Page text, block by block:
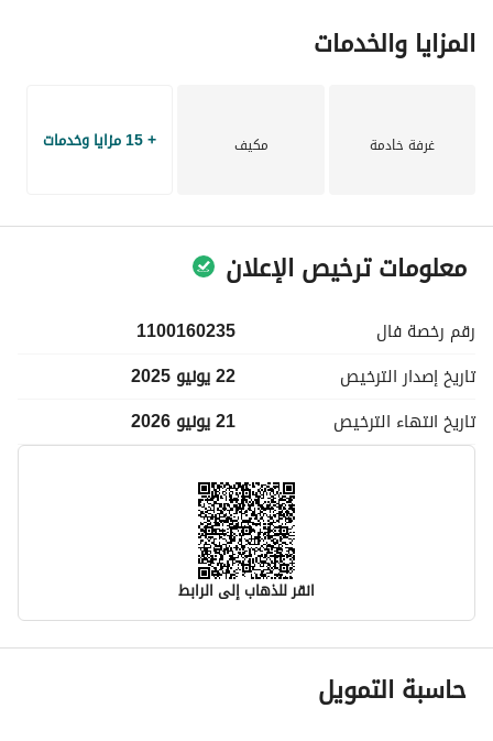
المزايا والخدمات
غرفة خادمة مكيف + 15 مزايا وخدمات
معلومات ترخيص الإعلان
رقم رخصة فال
1100160235
تاريخ إصدار الترخيص
22 يونيو 2025
تاريخ انتهاء الترخيص 21 يونيو 2026
انقر للذهاب إلى الرابط
معلومات مسؤول الإعلان
اسم المسؤول
حاسبة التمويل